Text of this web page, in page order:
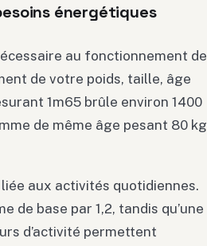
énergétiques
au fonctionnement de
de votre poids, taille, âge
1m65 brûle environ 1400
de même âge pesant 80 kg
aux activités quotidiennes.
de base par 1,2, tandis qu’une
d’activité permettent